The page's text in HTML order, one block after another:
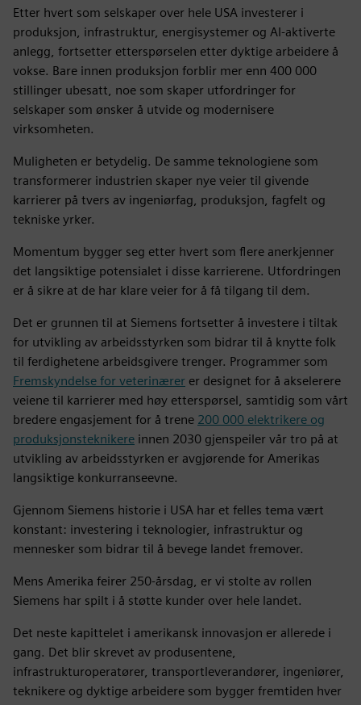
Etter hvert som selskaper over hele USA investerer i
produksjon, infrastruktur, energisystemer og AI-aktiverte
anlegg, fortsetter etterspørselen etter dyktige arbeidere å
vokse. Bare innen produksjon forblir mer enn 400 000
stillinger ubesatt, noe som skaper utfordringer for
selskaper som ønsker å utvide og modernisere
virksomheten.
Muligheten er betydelig. De samme teknologiene som
transformerer industrien skaper nye veier til givende
karrierer på tvers av ingeniørfag, produksjon, fagfelt og
tekniske yrker.
Momentum bygger seg etter hvert som flere anerkjenner
det langsiktige potensialet i disse karrierene. Utfordringen
er å sikre at de har klare veier for å få tilgang til dem.
Det er grunnen til at Siemens fortsetter å investere i tiltak
for utvikling av arbeidsstyrken som bidrar til å knytte folk
til ferdighetene arbeidsgivere trenger. Programmer som
Fremskyndelse for veterinærer er designet for å akselerere
veiene til karrierer med høy etterspørsel, samtidig som vårt
bredere engasjement for å trene 200 000 elektrikere og
produksjonsteknikere innen 2030 gjenspeiler vår tro på at
utvikling av arbeidsstyrken er avgjørende for Amerikas
langsiktige konkurranseevne.
Gjennom Siemens historie i USA har et felles tema vært
konstant: investering i teknologier, infrastruktur og
mennesker som bidrar til å bevege landet fremover.
Mens Amerika feirer 250-årsdag, er vi stolte av rollen
Siemens har spilt i å støtte kunder over hele landet.
Det neste kapittelet i amerikansk innovasjon er allerede i
gang. Det blir skrevet av produsentene,
infrastrukturoperatører, transportleverandører, ingeniører,
teknikere og dyktige arbeidere som bygger fremtiden hver